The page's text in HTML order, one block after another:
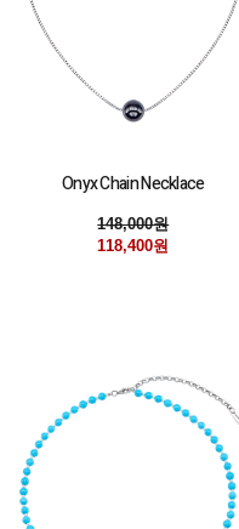
Onyx Chain Necklace
148,000원
118,400원